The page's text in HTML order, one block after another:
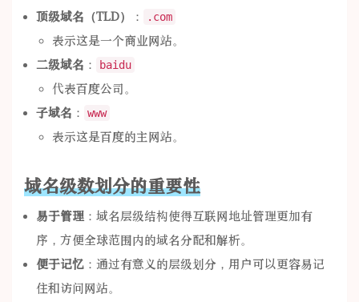
顶级域名（TLD） ： .com
表示这是一个商业网站。
二级域名 ： baidu
代表百度公司。
子域名 ： www
表示这是百度的主网站。
域名级数划分的重要性
易于管理 ：域名层级结构使得互联网地址管理更加有
序，方便全球范围内的域名分配和解析。
便于记忆 ：通过有意义的层级划分，用户可以更容易记
住和访问网站。